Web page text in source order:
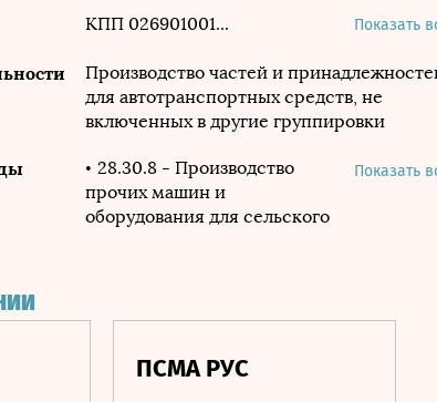
КПП 026901001
ОКАТО 80450000000
ОКТМО 80651101001
ОКОГУ 4210008
ОКФС 34
Показать
Производство частей и
для автотранспортных средств, не
включенных в другие группировки
28.30.8 - Производство
прочих машин и
оборудования для сельского
Показать
ПСМА РУС